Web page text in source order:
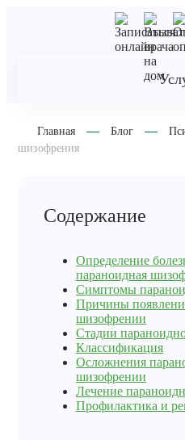
Главная Блог
шизофрения
Содержание
Определение
параноидная
Симптомы
Причины
шизофрении
Стадии
Классификация
Осложнения
шизофрении
Лечение
Профилактика и